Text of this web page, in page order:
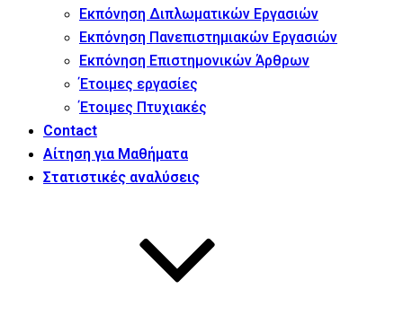
Εκπόνηση Διπλωματικών Εργασιών
Εκπόνηση Πανεπιστημιακών Εργασιών
Εκπόνηση Επιστημονικών Άρθρων
Έτοιμες εργασίες
Έτοιμες Πτυχιακές
Contact
Αίτηση για Μαθήματα
Στατιστικές αναλύσεις